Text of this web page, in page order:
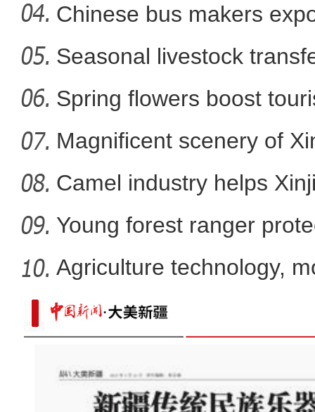
新疆阿勒泰：消防支队联
新疆乌什县：万亩核桃
Chinese bus makers
energy ve
Seasonal livestock
Spring flowers boost
Magnificent scenery of
Camel industry helps
Young forest ranger
Agriculture technology,
promote